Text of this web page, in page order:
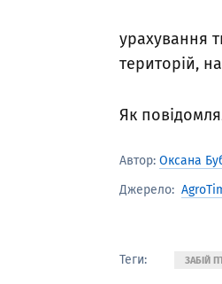
урахування
територій,
Як
Автор: Оксана
Джерело:
Теги: ЗАБІЙ